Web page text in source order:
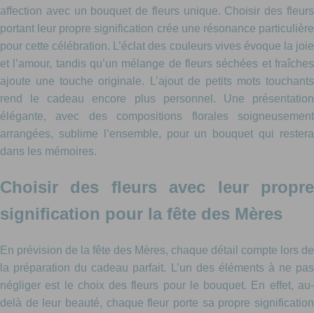
affection avec un bouquet de fleurs unique. Choisir des fleurs
portant leur propre signification crée une résonance particulière
pour cette célébration. L’éclat des couleurs vives évoque la joie
et l’amour, tandis qu’un mélange de fleurs séchées et fraîches
ajoute une touche originale. L’ajout de petits mots touchants
rend le cadeau encore plus personnel. Une présentation
élégante, avec des compositions florales soigneusement
arrangées, sublime l’ensemble, pour un bouquet qui restera
dans les mémoires.
Choisir des fleurs avec leur propre
signification pour la fête des Mères
En prévision de la fête des Mères, chaque détail compte lors de
la préparation du cadeau parfait. L’un des éléments à ne pas
négliger est le choix des fleurs pour le bouquet. En effet, au-
delà de leur beauté, chaque fleur porte sa propre signification